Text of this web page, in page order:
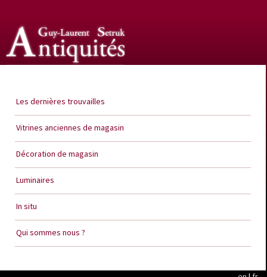
Les dernières trouvailles
Vitrines anciennes de magasin
Décoration de magasin
Luminaires
In situ
Qui sommes nous ?